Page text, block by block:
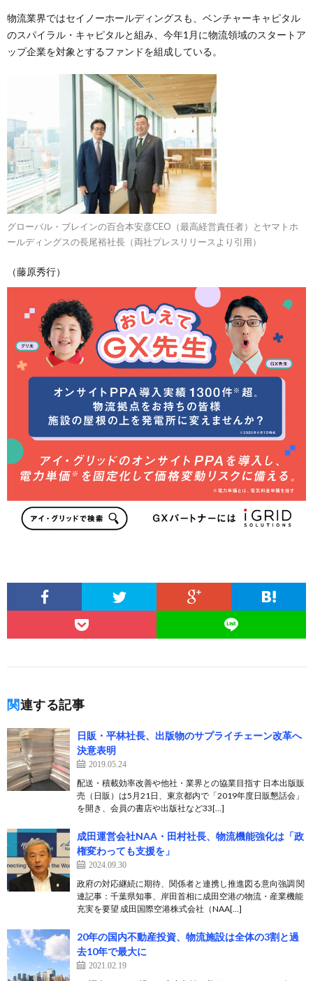
物流業界ではセイノーホールディングスも、ベンチャーキャピタル
のスパイラル・キャピタルと組み、今年1月に物流領域のスタートア
ップ企業を対象とするファンドを組成している。
グローバル・ブレインの百合本安彦CEO（最高経営責任者）とヤマトホ
ールディングスの長尾裕社長（両社プレスリリースより引用）
（藤原秀行）
関連する記事
日販・平林社長、出版物のサプライチェーン改革へ
決意表明
2019.05.24
配送・積載効率改善や他社・業界との協業目指す 日本出版販
売（日販）は5月21日、東京都内で「2019年度日販懇話会」
を開き、会員の書店や出版社など33[…]
成田運営会社NAA・田村社長、物流機能強化は「政
権変わっても支援を」
2024.09.30
政府の対応継続に期待、関係者と連携し推進図る意向強調 関
連記事：千葉県知事、岸田首相に成田空港の物流・産業機能
充実を要望 成田国際空港株式会社（NAA[…]
20年の国内不動産投資、物流施設は全体の3割と過
去10年で最大に
2021.02.19